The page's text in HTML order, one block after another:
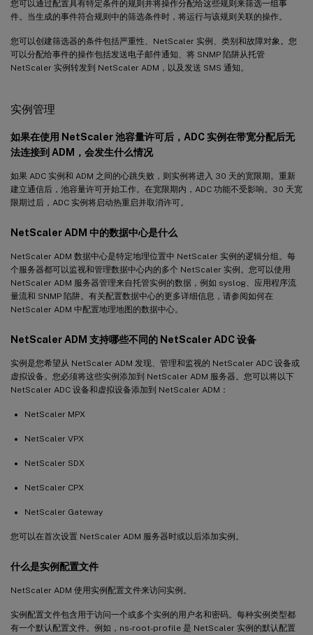
您可以通过配置具有特定条件的规则并将操作分配给这些规则来筛选一组事
件。当生成的事件符合规则中的筛选条件时，将运行与该规则关联的操作。
您可以创建筛选器的条件包括严重性、NetScaler 实例、类别和故障对象。您
可以分配给事件的操作包括发送电子邮件通知、将 SNMP 陷阱从托管
NetScaler 实例转发到 NetScaler ADM，以及发送 SMS 通知。
实例管理
如果在使用 NetScaler 池容量许可后，ADC 实例在带宽分配后无
法连接到 ADM，会发生什么情况
如果 ADC 实例和 ADM 之间的心跳失败，则实例将进入 30 天的宽限期。重新
建立通信后，池容量许可开始工作。在宽限期内，ADC 功能不受影响。30 天宽
限期过后，ADC 实例将启动热重启并取消许可。
NetScaler ADM 中的数据中心是什么
NetScaler ADM 数据中心是特定地理位置中 NetScaler 实例的逻辑分组。每
个服务器都可以监视和管理数据中心内的多个 NetScaler 实例。您可以使用
NetScaler ADM 服务器管理来自托管实例的数据，例如 syslog、应用程序流
量流和 SNMP 陷阱。有关配置数据中心的更多详细信息，请参阅如何在
NetScaler ADM 中配置地理地图的数据中心。
NetScaler ADM 支持哪些不同的 NetScaler ADC 设备
实例是您希望从 NetScaler ADM 发现、管理和监视的 NetScaler ADC 设备或
虚拟设备。您必须将这些实例添加到 NetScaler ADM 服务器。您可以将以下
NetScaler ADC 设备和虚拟设备添加到 NetScaler ADM：
NetScaler MPX
NetScaler VPX
NetScaler SDX
NetScaler CPX
NetScaler Gateway
您可以在首次设置 NetScaler ADM 服务器时或以后添加实例。
什么是实例配置文件
NetScaler ADM 使用实例配置文件来访问实例。
实例配置文件包含用于访问一个或多个实例的用户名和密码。每种实例类型都
有一个默认配置文件。例如，ns-root-profile 是 NetScaler 实例的默认配置